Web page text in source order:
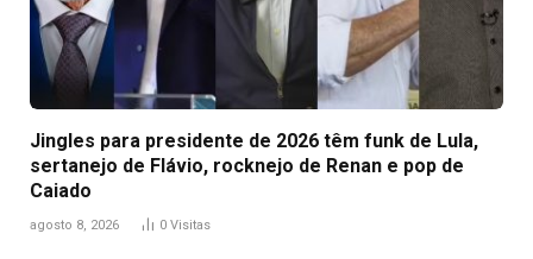
Jingles para presidente de 2026 têm funk de Lula,
sertanejo de Flávio, rocknejo de Renan e pop de
Caiado
agosto 8, 2026 0 Visitas